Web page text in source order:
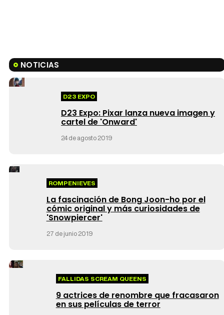
NOTICIAS
D23 EXPO
D23 Expo: Pixar lanza nueva imagen y
cartel de 'Onward'
24 de agosto 2019
ROMPENIEVES
La fascinación de Bong Joon-ho por el
cómic original y más curiosidades de
'Snowpiercer'
27 de junio 2019
FALLIDAS SCREAM QUEENS
9 actrices de renombre que fracasaron
en sus películas de terror